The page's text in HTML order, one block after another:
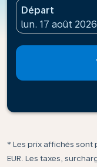
Départ
fc-booking-
lun. 17 août 2026
* Les prix affichés sont
EUR. Les taxes,